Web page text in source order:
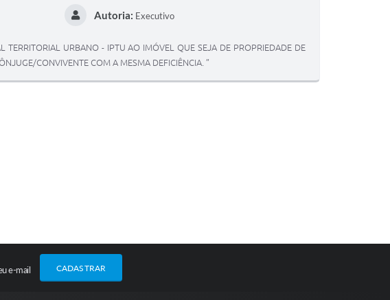
I
Autoria: Executivo
URBANO - IPTU AO IMÓVEL QUE SEJA DE PROPRIEDADE DE
CONVIVENTE COM A MESMA DEFICIÊNCIA. ”
e-mail CADASTRAR